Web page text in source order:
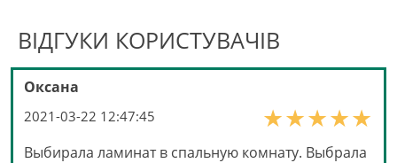
ВІДГУКИ КОРИСТУВАЧІВ
Оксана
2021-03-22 12:47:45
Выбирала ламинат в спальную комнату. Выбрала